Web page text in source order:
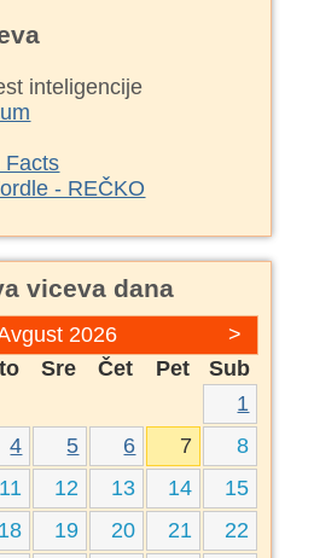
inteligencije
Facts
- REČKO
viceva dana
>
2026
Sre Čet Pet
Sub
1
4 5 6 7
8
11 12 13 14
15
18 19 20 21 22